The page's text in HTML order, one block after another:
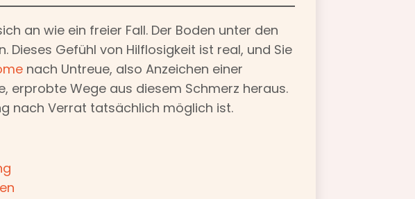
an wie ein freier Fall. Der Boden unter den
Gefühl von Hilflosigkeit ist real, und Sie
nach Untreue, also Anzeichen einer
Wege aus diesem Schmerz heraus.
nach Verrat tatsächlich möglich ist.